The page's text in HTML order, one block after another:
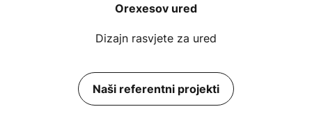
Orexesov ured
Dizajn rasvjete za ured
Naši referentni projekti